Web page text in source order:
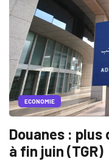
ECONOMIE
Douanes : plus
à fin juin (TGR)